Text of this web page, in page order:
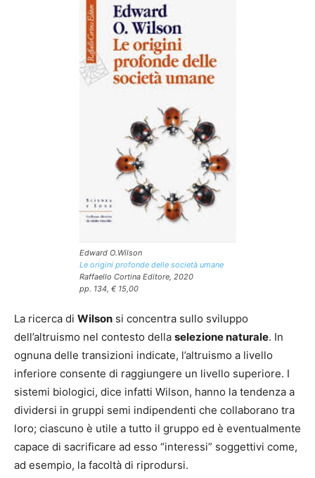
Edward O.Wilson
Le origini profonde delle società umane
Raffaello Cortina Editore, 2020
pp. 134, € 15,00
La ricerca di Wilson si concentra sullo sviluppo
dell’altruismo nel contesto della selezione naturale. In
ognuna delle transizioni indicate, l’altruismo a livello
inferiore consente di raggiungere un livello superiore. I
sistemi biologici, dice infatti Wilson, hanno la tendenza a
dividersi in gruppi semi indipendenti che collaborano tra
loro; ciascuno è utile a tutto il gruppo ed è eventualmente
capace di sacrificare ad esso “interessi” soggettivi come,
ad esempio, la facoltà di riprodursi.